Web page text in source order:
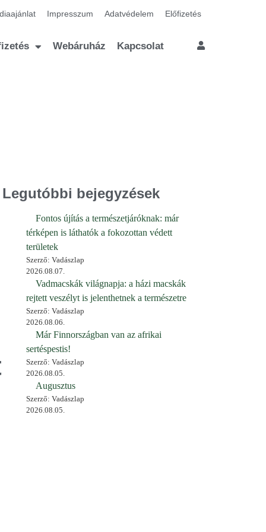
Impresszum Adatvédelem Előfizetés
Webáruház Kapcsolat
Legutóbbi bejegyzések
Fontos újítás a természetjáróknak: már
térképen is láthatók a fokozottan védett
területek
Szerző: Vadászlap
2026.08.07.
Vadmacskák világnapja: a házi macskák
rejtett veszélyt is jelenthetnek a természetre
Szerző: Vadászlap
2026.08.06.
Már Finnországban van az afrikai
sertéspestis!
Szerző: Vadászlap
2026.08.05.
Augusztus
Szerző: Vadászlap
2026.08.05.